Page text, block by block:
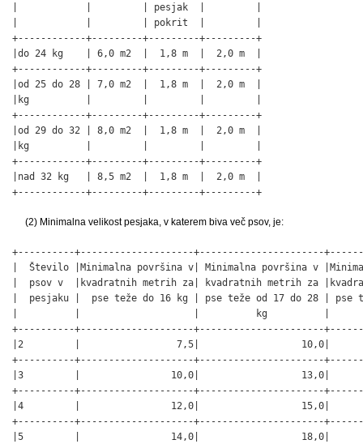
|            |         | pesjak  |         |
|            |         | pokrit  |         |
+------------+---------+---------+---------+
|do 24 kg    | 6,0 m2  |  1,8 m  |  2,0 m  |
+------------+---------+---------+---------+
|od 25 do 28 | 7,0 m2  |  1,8 m  |  2,0 m  |
|kg          |         |         |         |
+------------+---------+---------+---------+
|od 29 do 32 | 8,0 m2  |  1,8 m  |  2,0 m  |
|kg          |         |         |         |
+------------+---------+---------+---------+
|nad 32 kg   | 8,5 m2  |  1,8 m  |  2,0 m  |
+------------+---------+---------+---------+
(2) Minimalna velikost pesjaka, v katerem biva več psov, je:
+----------+--------------------+----------------------
|  Število |Minimalna površina v| Minimalna površina v
|  psov v  |kvadratnih metrih za| kvadratnih metrih za
|  pesjaku |  pse teže do 16 kg | pse teže od 17 do 28 | pse
|          |                    |          kg          |
+----------+--------------------+----------------------
|2         |                 7,5|                  10,0|
+----------+--------------------+----------------------
|3         |                10,0|                  13,0|
+----------+--------------------+----------------------
|4         |                12,0|                  15,0|
+----------+--------------------+----------------------
|5         |                14,0|                  18,0|